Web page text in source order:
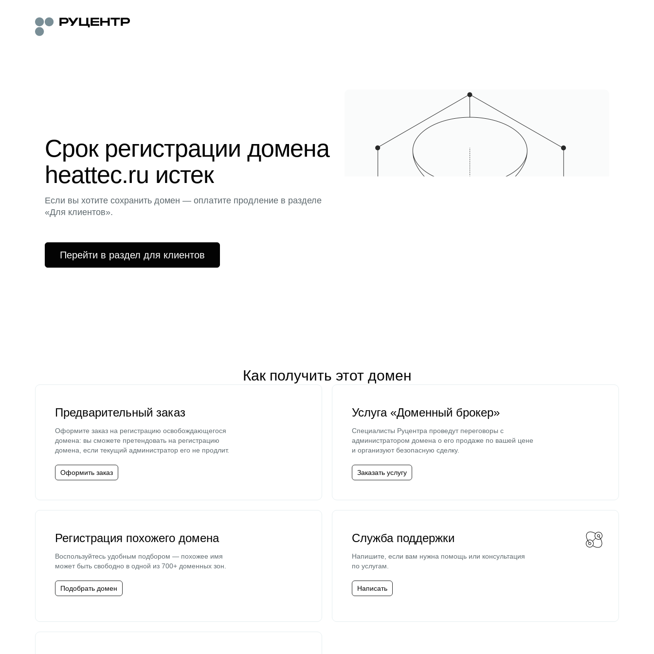
Срок регистрации домена
heattec.ru истек
Если вы хотите сохранить домен — оплатите продление в разделе
«Для клиентов».
Перейти в раздел для клиентов
Как получить этот домен
Предварительный заказ
Оформите заказ на регистрацию освобождающегося
домена: вы сможете претендовать на регистрацию
домена, если текущий администратор его не продлит.
Оформить заказ
Услуга «Доменный брокер»
Специалисты Руцентра проведут переговоры с
администратором домена о его продаже по вашей цене
и организуют безопасную сделку.
Заказать услугу
Регистрация похожего домена
Воспользуйтесь удобным подбором — похожее имя
может быть свободно в одной из 700+ доменных зон.
Подобрать домен
Служба поддержки
Напишите, если вам нужна помощь или консультация
по услугам.
Написать